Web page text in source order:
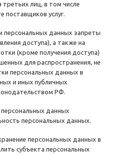
третьих лиц, в том числе
поставщиков услуг.
персональных данных запреты
доступа), а также на
(кроме получения доступа)
для распространения, не
персональных данных в
и иных публичных
РФ.
данных
персональных данных.
персональных данных в
субъекта персональных